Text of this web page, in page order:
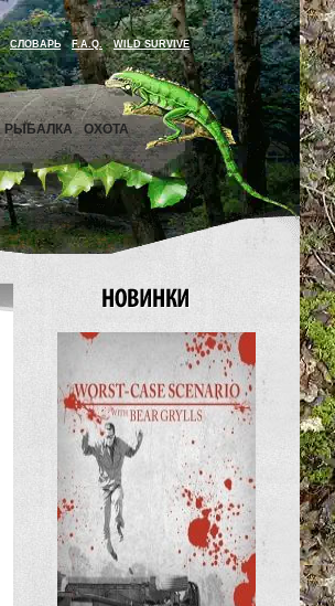
СЛОВАРЬ F.A.Q. WILD SURVIVE
РЫБАЛКА ОХОТА